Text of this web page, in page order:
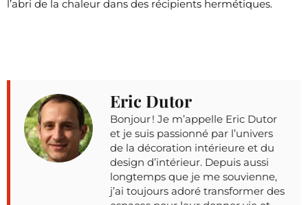
l’abri de la chaleur dans des récipients hermétiques.
Eric Dutor
Bonjour ! Je m’appelle Eric Dutor
et je suis passionné par l’univers
de la décoration intérieure et du
design d’intérieur. Depuis aussi
longtemps que je me souvienne,
j’ai toujours adoré transformer des